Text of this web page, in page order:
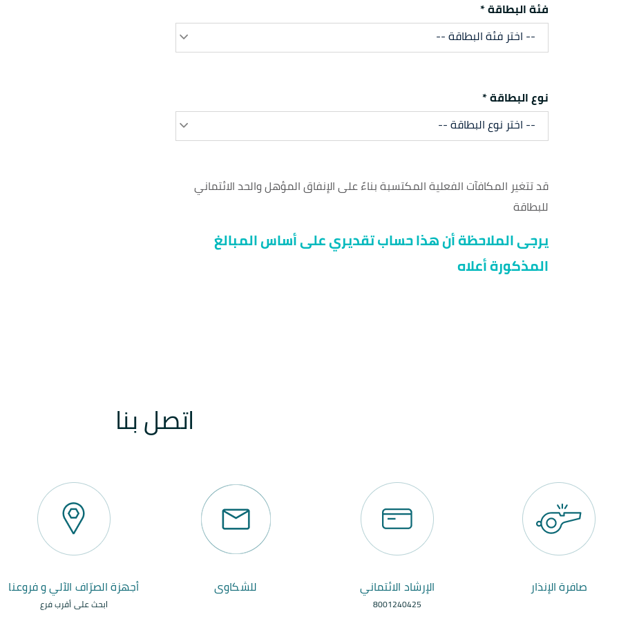
فئة البطاقة *
-- اختر فئة البطاقة --
نوع البطاقة *
-- اختر نوع البطاقة --
قد تتغير المكافآت الفعلية المكتسبة بناءً على الإنفاق المؤهل والحد الائتماني
للبطاقة
يرجى الملاحظة أن هذا حساب تقديري على أساس المبالغ
المذكورة أعلاه
اتصل بنا
صافرة الإنذار الإرشاد الائتماني
8001240425
للشكاوى أجهزة الصرّاف الآلي و فروعنا
ابحث على أقرب فرع